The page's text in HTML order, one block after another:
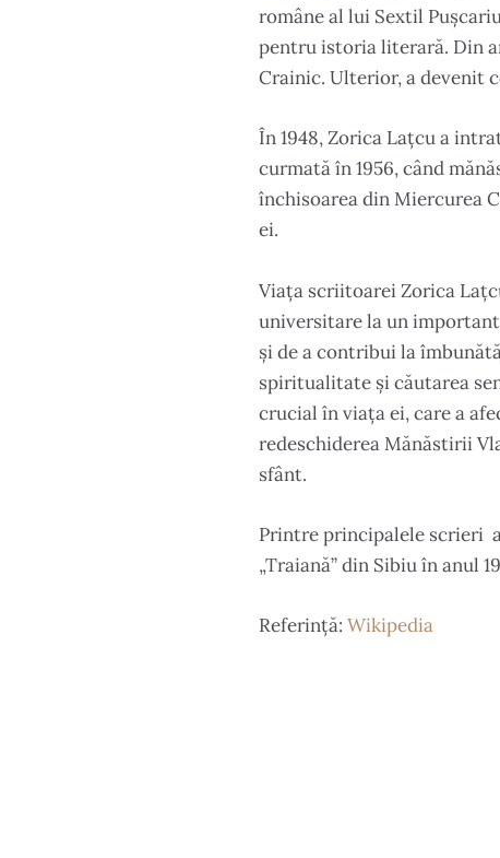
române al lui Sextil
pentru istoria literară. Din
Crainic. Ulterior, a devenit
În 1948, Zorica Lațcu a
curmată în 1956, când
închisoarea din Miercurea
ei.
Viața scriitoarei Zorica
universitare la un
și de a contribui la
spiritualitate și căutarea
crucial în viața ei, care a
redeschiderea Mănăstirii
sfânt.
Printre principalele scrieri
„Traiană” din Sibiu în anul
Referință: Wikipedia